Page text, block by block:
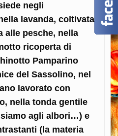
negli
lavanda, coltivata
alle pesche, nella
ricoperta di
Pamparino
del Sassolino, nel
lavorato con
nella tonda gentile
agli albori…) e
(la materia